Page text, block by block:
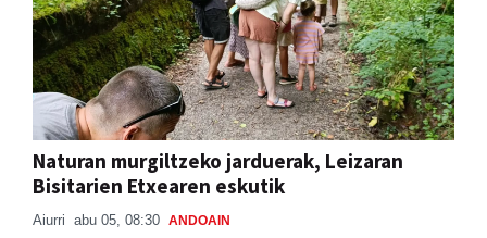
Naturan murgiltzeko jarduerak, Leizaran
Bisitarien Etxearen eskutik
Aiurri abu 05, 08:30 ANDOAIN